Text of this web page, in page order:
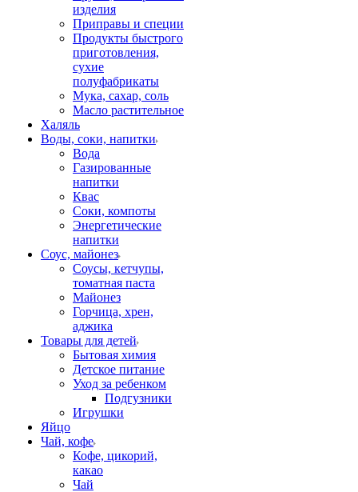
изделия
Приправы и специи
Продукты быстрого
приготовления,
сухие
полуфабрикаты
Мука, сахар, соль
Масло растительное
Халяль
Воды, соки, напитки
Вода
Газированные
напитки
Квас
Соки, компоты
Энергетические
напитки
Соус, майонез
Соусы, кетчупы,
томатная паста
Майонез
Горчица, хрен,
аджика
Товары для детей
Бытовая химия
Детское питание
Уход за ребенком
Подгузники
Игрушки
Яйцо
Чай, кофе
Кофе, цикорий,
какао
Чай